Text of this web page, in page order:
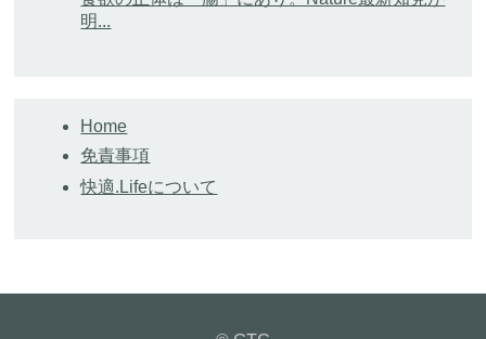
明...
Home
免責事項
快適.Lifeについて